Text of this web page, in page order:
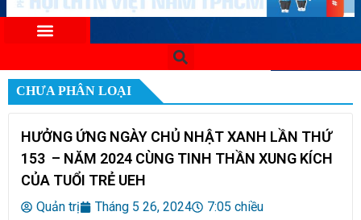
CHƯA PHÂN LOẠI
HƯỞNG ỨNG NGÀY CHỦ NHẬT XANH LẦN THỨ
153 – NĂM 2024 CÙNG TINH THẦN XUNG KÍCH
CỦA TUỔI TRẺ UEH
Quản trị Tháng 5 26, 2024 7:05 chiều